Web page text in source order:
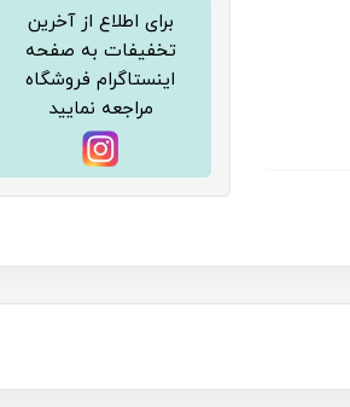
برای اطلاع از آخرین
تخفیفات به صفحه
اینستاگرام فروشگاه
مراجعه نمایید